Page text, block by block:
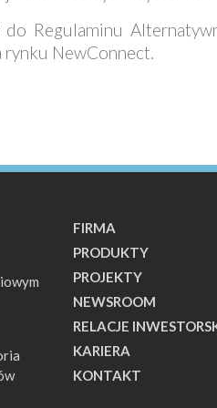
Regulaminu
NewConnect.
FIRMA
PRODUKTY
PROJEKTY
NEWSROOM
RELACJE
KARIERA
KONTAKT